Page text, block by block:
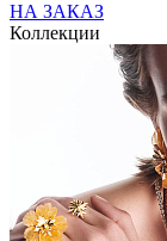
НА ЗАКАЗ
Коллекции